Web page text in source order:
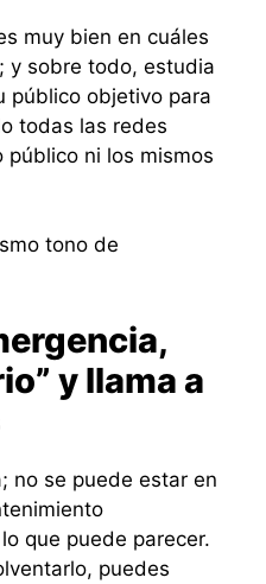
muy bien en cuáles
y sobre todo, estudia
público objetivo para
todas las redes
público ni los mismos
tono de
y llama a
no se puede estar en
que puede parecer.
puedes